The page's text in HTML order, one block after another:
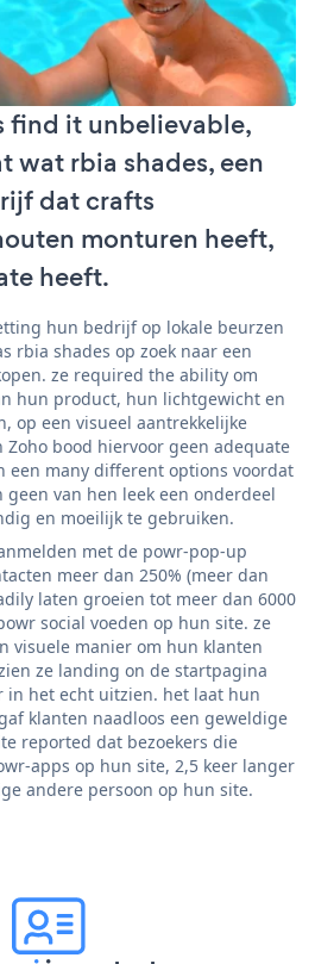
find it unbelievable,
wat rbia shades, een
dat crafts
monturen heeft,
heeft.
hun bedrijf op lokale beurzen
rbia shades op zoek naar een
ze required the ability om
hun product, hun lichtgewicht en
op een visueel aantrekkelijke
bood hiervoor geen adequate
een many different options voordat
van hen leek een onderdeel
en moeilijk te gebruiken.
met de powr-pop-up
meer dan 250% (meer dan
laten groeien tot meer dan 6000
social voeden op hun site. ze
visuele manier om hun klanten
ze landing on de startpagina
in het echt uitzien. het laat hun
klanten naadloos een geweldige
reported dat bezoekers die
apps op hun site, 2,5 keer langer
andere persoon op hun site.